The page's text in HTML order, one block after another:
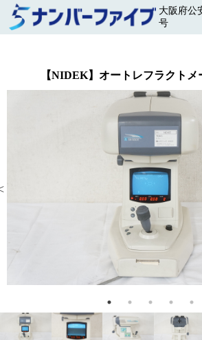
大阪府公
号
【NIDEK】オートレフラクトメ